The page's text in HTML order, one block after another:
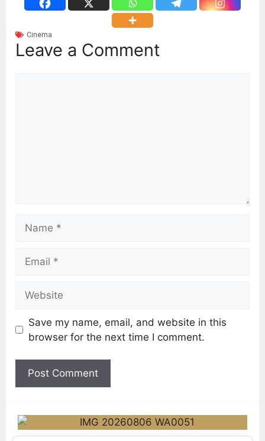
Cinema
Leave a Comment
Save my name, email, and website in this
browser for the next time I comment.